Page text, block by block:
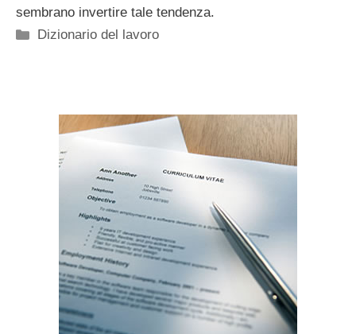
sembrano invertire tale tendenza.
Categorie
Dizionario del lavoro